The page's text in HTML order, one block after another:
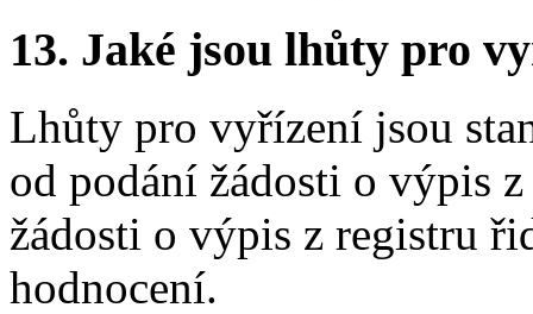
13. Jaké jsou lhůty pro
Lhůty pro vyřízení jsou
od podání žádosti o výpis
žádosti o výpis z registru
hodnocení.